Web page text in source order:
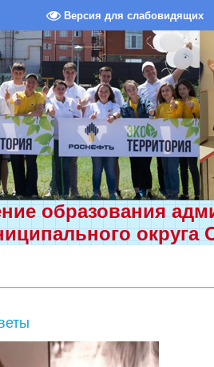
Версия для слабовидящих
образования
округа